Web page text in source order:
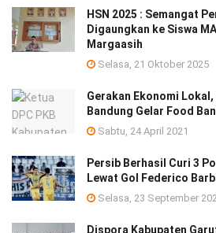
HSN 2025 : Semangat
Digaungkan ke Siswa
Margaasih
Selasa, 21 Oktober 2025
Gerakan Ekonomi Lokal,
Bandung Gelar Food
Sabtu, 24 April 2021
Persib Berhasil Curi 3
Lewat Gol Federico
Selasa, 23 September
Dispora Kabupaten